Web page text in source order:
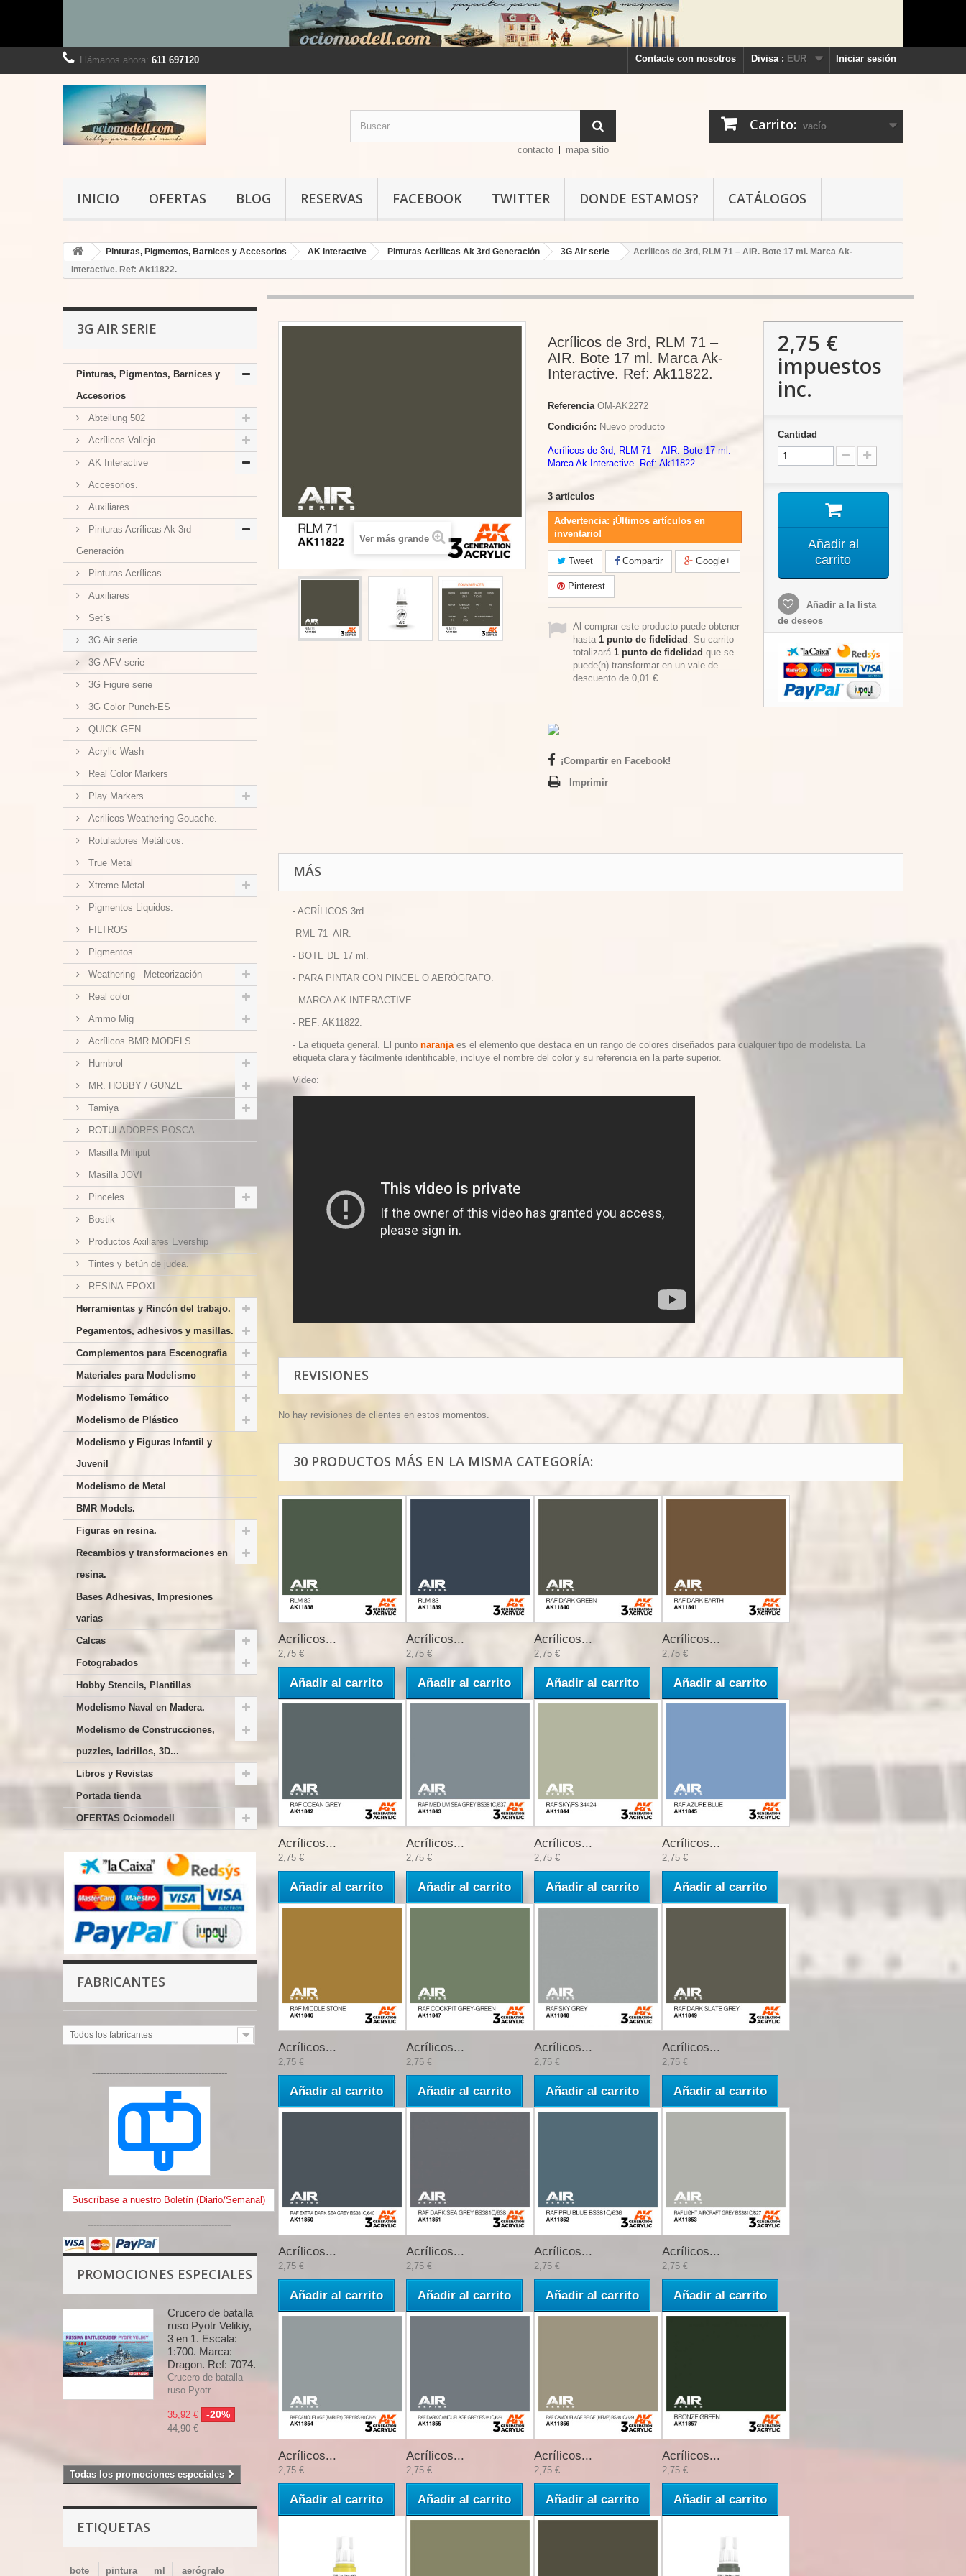
Iniciar sesión
Divisa : EUR
Contacte con nosotros
Llámanos ahora: 611 697120
Carrito: vacío
contacto mapa sitio
INICIO OFERTAS BLOG RESERVAS FACEBOOK TWITTER DONDE ESTAMOS? CATÁLOGOS
Pinturas, Pigmentos, Barnices y Accesorios AK Interactive Pinturas Acrílicas Ak 3rd Generación 3G Air serie
Acrílicos de 3rd, RLM 71 – AIR. Bote 17 ml. Marca Ak-
Interactive. Ref: Ak11822.
3G AIR SERIE
Pinturas, Pigmentos, Barnices y
Accesorios
Abteilung 502
Acrílicos Vallejo
AK Interactive
Accesorios.
Auxiliares
Pinturas Acrílicas Ak 3rd
Generación
Pinturas Acrílicas.
Auxiliares
Set´s
3G Air serie
3G AFV serie
3G Figure serie
3G Color Punch-ES
QUICK GEN.
Acrylic Wash
Real Color Markers
Play Markers
Acrilicos Weathering Gouache.
Rotuladores Metálicos.
True Metal
Xtreme Metal
Pigmentos Liquidos.
FILTROS
Pigmentos
Weathering - Meteorización
Real color
Ammo Mig
Acrílicos BMR MODELS
Humbrol
MR. HOBBY / GUNZE
Tamiya
ROTULADORES POSCA
Masilla Milliput
Masilla JOVI
Pinceles
Bostik
Productos Axiliares Evership
Tintes y betún de judea.
RESINA EPOXI
Herramientas y Rincón del trabajo.
Pegamentos, adhesivos y masillas.
Complementos para Escenografia
Materiales para Modelismo
Modelismo Temático
Modelismo de Plástico
Modelismo y Figuras Infantil y
Juvenil
Modelismo de Metal
BMR Models.
Figuras en resina.
Recambios y transformaciones en
resina.
Bases Adhesivas, Impresiones
varias
Calcas
Fotograbados
Hobby Stencils, Plantillas
Modelismo Naval en Madera.
Modelismo de Construcciones,
puzzles, ladrillos, 3D...
Libros y Revistas
Portada tienda
OFERTAS Ociomodell
FABRICANTES
Todos los fabricantes
-----------------------------------------------
Suscríbase a nuestro Boletín (Diario/Semanal)
--------------------------------------------------
PROMOCIONES ESPECIALES
Crucero de batalla
ruso Pyotr Velikiy,
3 en 1. Escala:
1:700. Marca:
Dragon. Ref: 7074.
Crucero de batalla
ruso Pyotr...
35,92 € -20%
44,90 €
Todas los promociones especiales
ETIQUETAS
bote pintura ml aerógrafo
Ver más grande
Acrílicos de 3rd, RLM 71 –
AIR. Bote 17 ml. Marca Ak-
Interactive. Ref: Ak11822.
Referencia OM-AK2272
Condición: Nuevo producto
Acrílicos de 3rd, RLM 71 – AIR. Bote 17 ml.
Marca Ak-Interactive. Ref: Ak11822.
3 artículos
Advertencia: ¡Últimos artículos en
inventario!
Tweet Compartir Google+
Pinterest
Al comprar este producto puede obtener
hasta 1 punto de fidelidad . Su carrito
totalizará 1 punto de fidelidad que se
puede(n) transformar en un vale de
descuento de 0,01 €.
¡Compartir en Facebook!
Imprimir
2,75 €
impuestos
inc.
Cantidad
Añadir al
carrito
Añadir a la lista
de deseos
MÁS
- ACRÍLICOS 3rd.
-RML 71- AIR.
- BOTE DE 17 ml.
- PARA PINTAR CON PINCEL O AERÓGRAFO.
- MARCA AK-INTERACTIVE.
- REF: AK11822.
- La etiqueta general. El punto naranjaes el elemento que destaca en un rango de colores diseñados para cualquier tipo de modelista. La
etiqueta clara y fácilmente identificable, incluye el nombre del color y su referencia en la parte superior.
Video:
REVISIONES
No hay revisiones de clientes en estos momentos.
30 PRODUCTOS MÁS EN LA MISMA CATEGORÍA:
Acrílicos...
2,75 €
Añadir al carrito
Acrílicos...
2,75 €
Añadir al carrito
Acrílicos...
2,75 €
Añadir al carrito
Acrílicos...
2,75 €
Añadir al carrito
Acrílicos...
2,75 €
Añadir al carrito
Acrílicos...
2,75 €
Añadir al carrito
Acrílicos...
2,75 €
Añadir al carrito
Acrílicos...
2,75 €
Añadir al carrito
Acrílicos...
2,75 €
Añadir al carrito
Acrílicos...
2,75 €
Añadir al carrito
Acrílicos...
2,75 €
Añadir al carrito
Acrílicos...
2,75 €
Añadir al carrito
Acrílicos...
2,75 €
Añadir al carrito
Acrílicos...
2,75 €
Añadir al carrito
Acrílicos...
2,75 €
Añadir al carrito
Acrílicos...
2,75 €
Añadir al carrito
Acrílicos...
2,75 €
Añadir al carrito
Acrílicos...
2,75 €
Añadir al carrito
Acrílicos...
2,75 €
Añadir al carrito
Acrílicos...
2,75 €
Añadir al carrito